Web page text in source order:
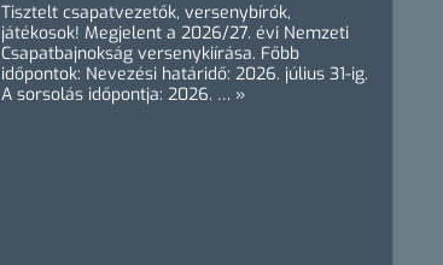
Tisztelt csapatvezetők, versenybírók,
játékosok! Megjelent a 2026/27. évi Nemzeti
Csapatbajnokság versenykiírása. Főbb
időpontok: Nevezési határidő: 2026. július 31-ig.
A sorsolás időpontja: 2026. … »